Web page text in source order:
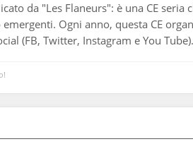
da "Les Flaneurs": è una CE
Ogni anno, questa CE
(FB, Twitter, Instagram e You Tube).